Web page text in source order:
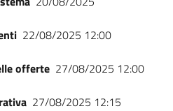
22/08/2025 12:00
offerte 27/08/2025 12:00
27/08/2025 12:15